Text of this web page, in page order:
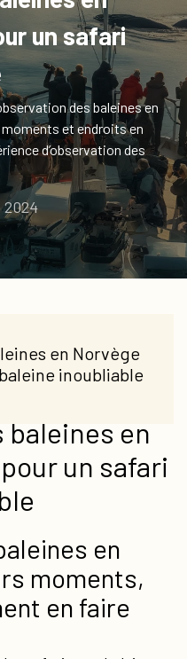
un safari
des baleines en
et endroits en
d’observation des
2024
baleines en
un safari
en
moments,
en faire
en Norvège
inoubliable